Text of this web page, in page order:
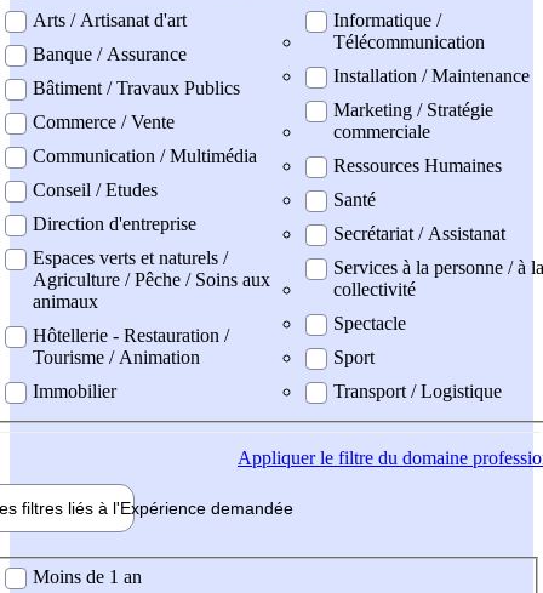
Arts / Artisanat d'art
Banque / Assurance
Bâtiment / Travaux Publics
Commerce / Vente
Communication / Multimédia
Conseil / Etudes
Direction d'entreprise
Espaces verts et naturels /
Agriculture / Pêche / Soins aux
animaux
Hôtellerie - Restauration /
Tourisme / Animation
Immobilier
Informatique /
Télécommunication
Installation / Maintenance
Marketing / Stratégie
commerciale
Ressources Humaines
Santé
Secrétariat / Assistanat
Services à la personne / à la
collectivité
Spectacle
Sport
Transport / Logistique
Appliquerle filtre du domaine
filtres liés à l'Expérience demandée
demandée
Moins de 1 an